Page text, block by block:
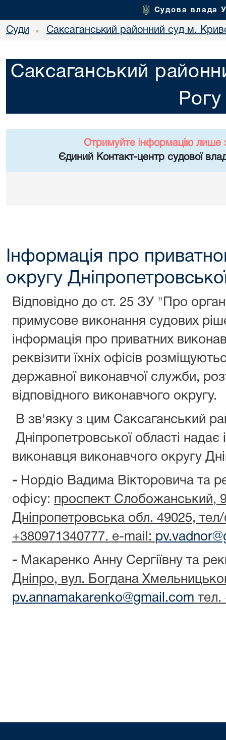
Судова влада
Суди • Саксаганський районний суд м.
Саксаганський
Рогу
Отримуйте інформацію лише
Єдиний Контакт-центр судової
Інформація про
округу
Відповідно до ст. 25 ЗУ "Про
примусове виконання судових
інформація про приватних
реквізити їхніх офісів
державної виконавчої служби,
відповідного виконавчого округу.
В зв'язку з цим Саксаганський
Дніпропетровської області
виконавця виконавчого округу
- Нордіо Вадима Вікторовича та
офісу: проспект Слобожанський,
Дніпропетровська обл. 49025,
+380971340777. e-mail:
- Макаренко Анну Сергіївну та
Дніпро, вул. Богдана
pv.annamakarenko@gmail.com тел.